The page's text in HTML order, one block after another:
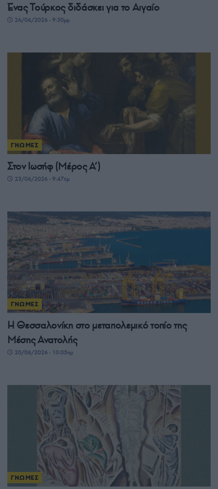
Ένας Τούρκος διδάσκει για το Αιγαίο
26/06/2026 - 9:30μμ
ΓΝΩΜΕΣ
Στον Ιωσήφ (Μέρος Α’)
23/06/2026 - 9:47πμ
ΓΝΩΜΕΣ
Η Θεσσαλονίκη στο μεταπολεμικό τοπίο της
Μέσης Ανατολής
20/06/2026 - 10:05πμ
ΓΝΩΜΕΣ